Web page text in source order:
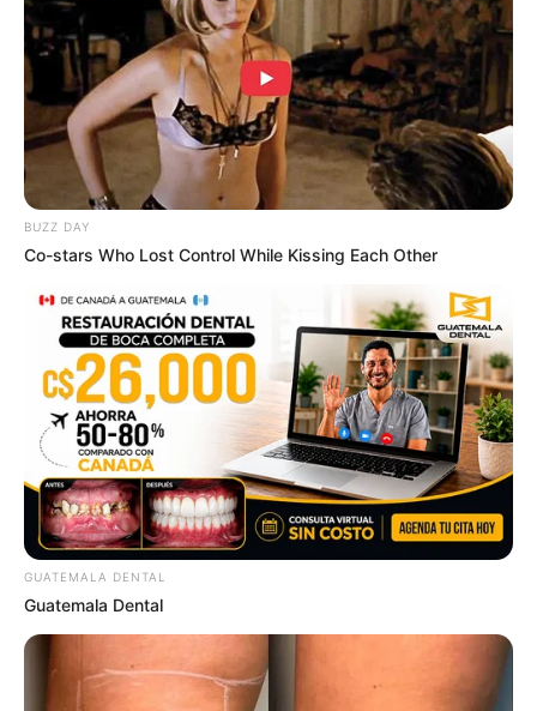
And They Did Show This In Bohemian Rapsody!
BRAINBERRIES
Top 8 Movies Based On Real Life. You Have To Watch
Them!
BRAINBERRIES
BUZZ DAY
Co-stars Who Lost Control While Kissing Each Other
GUATEMALA DENTAL
Guatemala Dental